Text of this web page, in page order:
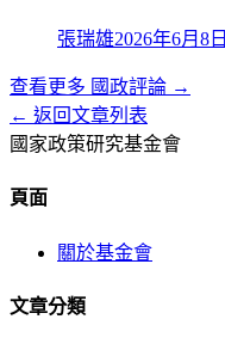
張瑞雄2026年6月8日
查看更多 國政評論 →
← 返回文章列表
國家政策研究基金會
頁面
關於基金會
文章分類